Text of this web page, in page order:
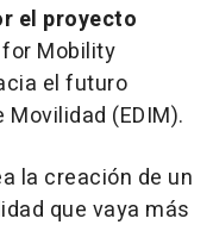
el proyecto
Mobility
el futuro
(EDIM).
la creación de un
que vaya más